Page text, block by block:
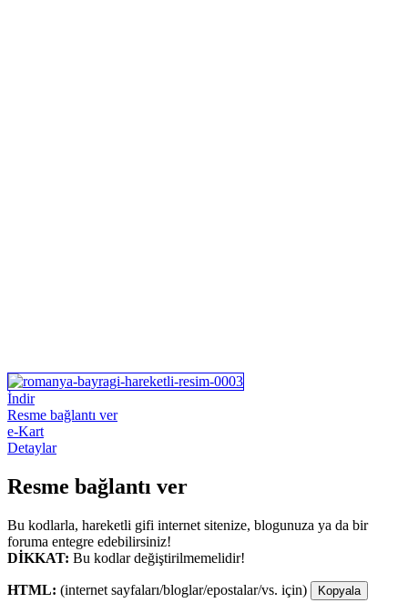
İndir
Resme bağlantı ver
e-Kart
Detaylar
Resme bağlantı ver
Bu kodlarla, hareketli gifi internet sitenize, blogunuza ya da bir
foruma entegre edebilirsiniz!
DİKKAT: Bu kodlar değiştirilmemelidir!
HTML: (internet sayfaları/bloglar/epostalar/vs. için) Kopyala